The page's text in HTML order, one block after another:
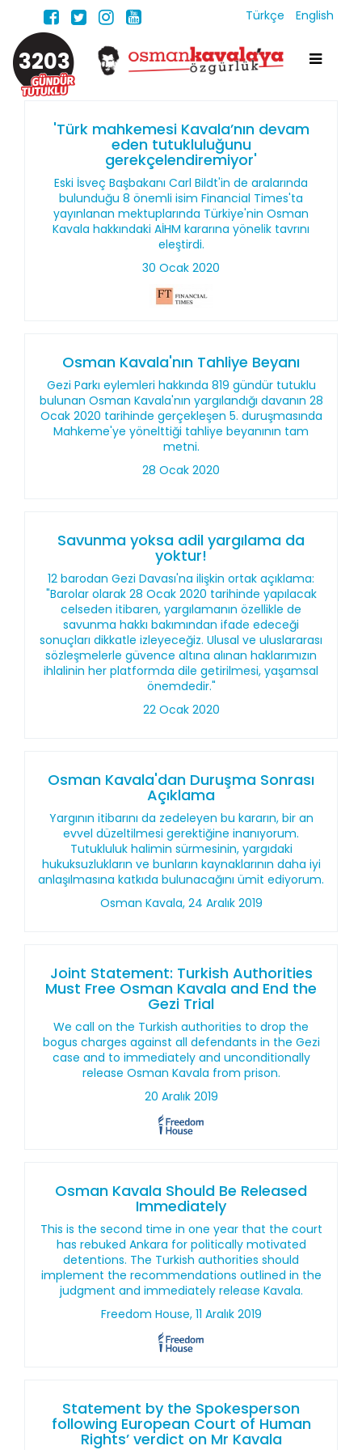
Türkçe English
3203
'Türk mahkemesi Kavala’nın devam
eden tutukluluğunu
gerekçelendiremiyor'
Eski İsveç Başbakanı Carl Bildt'in de aralarında
bulunduğu 8 önemli isim Financial Times'ta
yayınlanan mektuplarında Türkiye'nin Osman
Kavala hakkındaki AİHM kararına yönelik tavrını
eleştirdi.
30 Ocak 2020
Osman Kavala'nın Tahliye Beyanı
Gezi Parkı eylemleri hakkında 819 gündür tutuklu
bulunan Osman Kavala'nın yargılandığı davanın 28
Ocak 2020 tarihinde gerçekleşen 5. duruşmasında
Mahkeme'ye yönelttiği tahliye beyanının tam
metni.
28 Ocak 2020
Savunma yoksa adil yargılama da
yoktur!
12 barodan Gezi Davası'na ilişkin ortak açıklama:
"Barolar olarak 28 Ocak 2020 tarihinde yapılacak
celseden itibaren, yargılamanın özellikle de
savunma hakkı bakımından ifade edeceği
sonuçları dikkatle izleyeceğiz. Ulusal ve uluslararası
sözleşmelerle güvence altına alınan haklarımızın
ihlalinin her platformda dile getirilmesi, yaşamsal
önemdedir."
22 Ocak 2020
Osman Kavala'dan Duruşma Sonrası
Açıklama
Yargının itibarını da zedeleyen bu kararın, bir an
evvel düzeltilmesi gerektiğine inanıyorum.
Tutukluluk halimin sürmesinin, yargıdaki
hukuksuzlukların ve bunların kaynaklarının daha iyi
anlaşılmasına katkıda bulunacağını ümit ediyorum.
Osman Kavala, 24 Aralık 2019
Joint Statement: Turkish Authorities
Must Free Osman Kavala and End the
Gezi Trial
We call on the Turkish authorities to drop the
bogus charges against all defendants in the Gezi
case and to immediately and unconditionally
release Osman Kavala from prison.
20 Aralık 2019
Osman Kavala Should Be Released
Immediately
This is the second time in one year that the court
has rebuked Ankara for politically motivated
detentions. The Turkish authorities should
implement the recommendations outlined in the
judgment and immediately release Kavala.
Freedom House, 11 Aralık 2019
Statement by the Spokesperson
following European Court of Human
Rights’ verdict on Mr Kavala